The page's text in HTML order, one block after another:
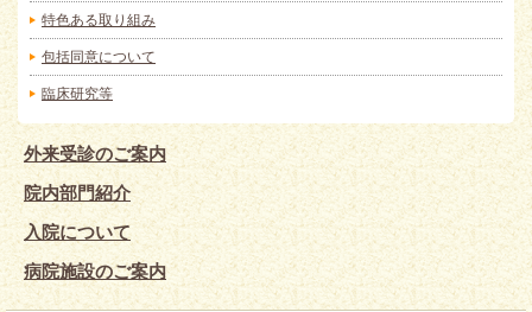
特色ある取り組み
包括同意について
臨床研究等
外来受診のご案内
院内部門紹介
入院について
病院施設のご案内